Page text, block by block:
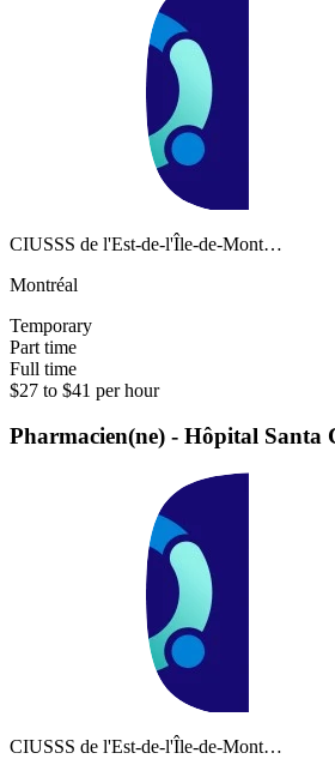
CIUSSS de l'Est-de-l'Île-de-Mont…
Montréal
Temporary
Part time
Full time
$27 to $41 per hour
Pharmacien(ne) - Hôpital Santa
CIUSSS de l'Est-de-l'Île-de-Mont…